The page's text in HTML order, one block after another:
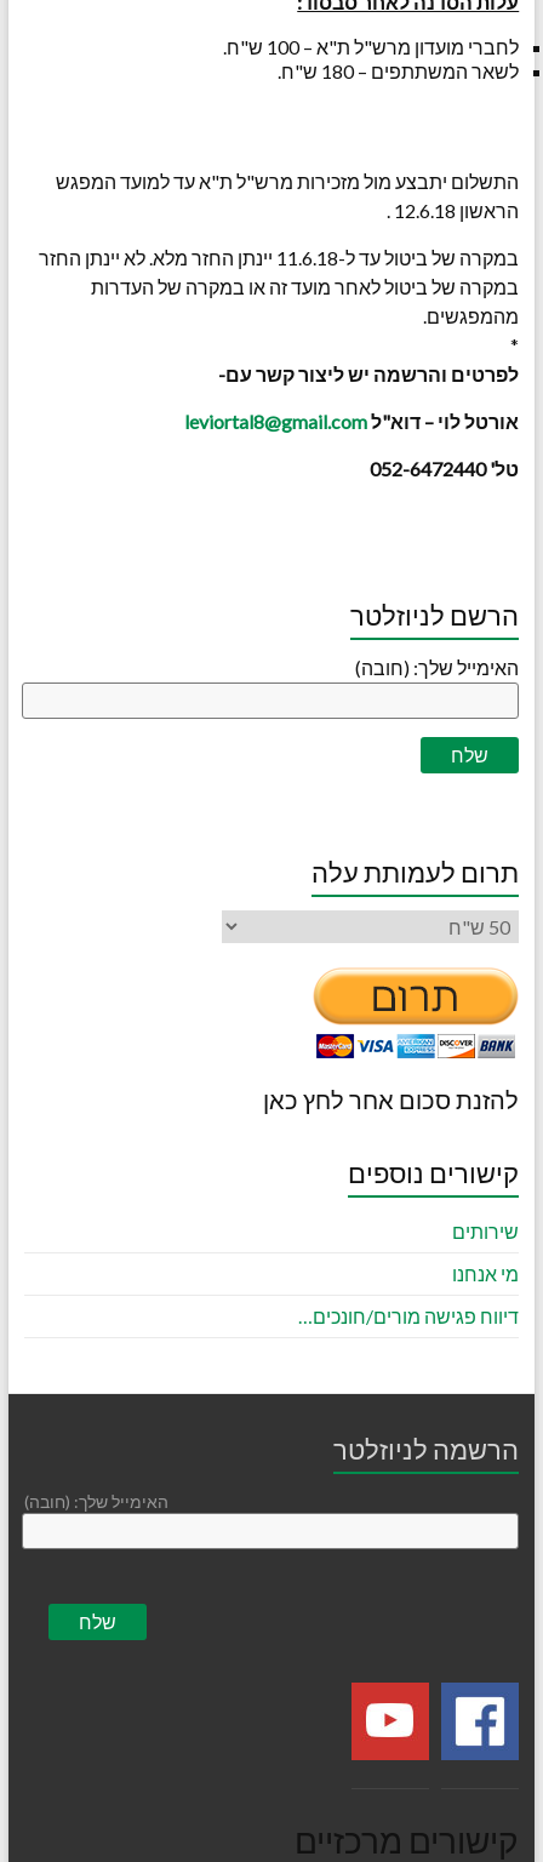
לחברי מועדון מרש"ל ת"א – 100 ש"ח.
לשאר המשתתפים – 180 ש"ח.
התשלום יתבצע מול מזכירות מרש"ל ת"א עד למועד המפגש
הראשון 12.6.18 .
במקרה של ביטול עד ל-11.6.18 יינתן החזר מלא. לא יינתן החזר
במקרה של ביטול לאחר מועד זה או במקרה של העדרות
מהמפגשים.
*
לפרטים והרשמה יש ליצור קשר עם-
אורטל לוי – דוא"לleviortal8@gmail.com
טל' 052-6472440
הרשם לניוזלטר
האימייל שלך: (חובה)
תרום לעמותת עלה
להזנת סכום אחר לחץ כאן
קישורים נוספים
שירותים
מי אנחנו
דיווח פגישה מורים/חונכים…
הרשמה לניוזלטר
האימייל שלך: (חובה)
קישורים מרכזיים